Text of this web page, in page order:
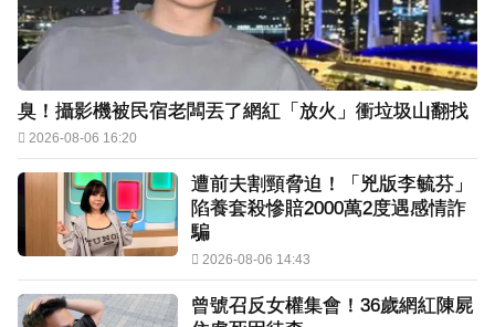
臭！攝影機被民宿老闆丟了網紅「放火」衝垃圾山翻找
2026-08-06 16:20
遭前夫割頸脅迫！「兇版李毓芬」
陷養套殺慘賠2000萬2度遇感情詐
騙
2026-08-06 14:43
曾號召反女權集會！36歲網紅陳屍